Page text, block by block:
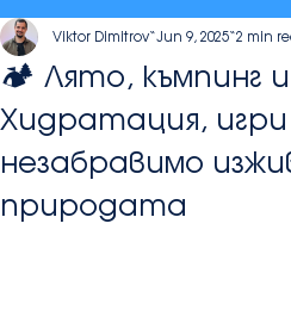
🏕️ Лято, къмпинг
Хидратация,
незабравимо
природата
Viktor Dimitrov Jun 9, 2025 2 min